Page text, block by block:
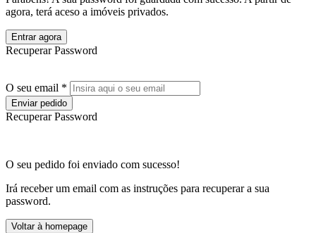
agora, terá aceso a imóveis privados.
Entrar agora
Recuperar Password
O seu email *
Enviar pedido
Recuperar Password
O seu pedido foi enviado com sucesso!
Irá receber um email com as instruções para recuperar a sua
password.
Voltar à homepage